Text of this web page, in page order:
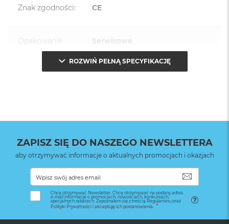
Znak zgodności: CE
Opakowanie
(pudełko):
Serwisowe
ROZWIŃ PEŁNĄ SPECYFIKACJĘ
ZAPISZ SIĘ DO NASZEGO NEWSLETTERA
aby otrzymywać informacje o aktualnych promocjach i okazjach
Chcę otrzymywać Newsletter. Chcę otrzymywać na podany adres
e-mail informacje o promocjach, nowościach, konkursach,
specjalnych rabatach. Zapoznałem się z treścią Regulaminu oraz
Polityki Prywatności i akceptuję ich postanowienia.